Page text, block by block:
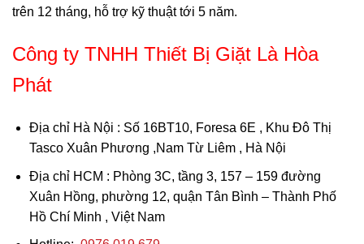
trên 12 tháng, hỗ trợ kỹ thuật tới 5 năm.
Công ty TNHH Thiết Bị Giặt Là Hòa
Phát
Địa chỉ Hà Nội : Số 16BT10, Foresa 6E , Khu Đô Thị
Tasco Xuân Phương ,Nam Từ Liêm , Hà Nội
Địa chỉ HCM : Phòng 3C, tầng 3, 157 – 159 đường
Xuân Hồng, phường 12, quận Tân Bình – Thành Phố
Hồ Chí Minh , Việt Nam